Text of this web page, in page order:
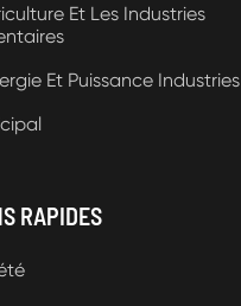
Et Les Industries
Et Puissance Industries
RAPIDES